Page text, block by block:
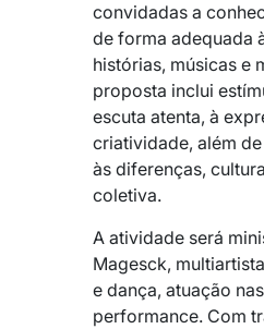
convidadas a
de forma adequada
histórias, músicas e
proposta inclui
escuta atenta, à
criatividade, além
às diferenças,
coletiva.
A atividade será
Magesck,
e dança, atuação
performance. Com